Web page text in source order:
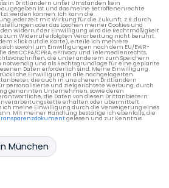
in Drittländern unter Umständen kein
gegeben ist und das meine Betroffenenrechte
werden können. Ich kann die
jederzeit mit Wirkung für die Zukunft, z.B. durch
oder das Löschen meiner Cookies und
Widerruf der Einwilligung wird die Rechtmäßigkeit
zum Widerruf erfolgten Verarbeitung nicht berührt.
Klick auf die Karte), erteile ich mehrere
sowohl um Einwilligungen nach dem EU/EWR-
des CCPA/CPRA, ePrivacy und Telemedienrechts,
die unter anderem zum Speichern
und als Rechtsgrundlage für eine geplante
Daten erforderlich sind. Meine Einwilligung
Einwilligung in alle nachgelagerten
die auch in unsicheren Drittländern
personalisierte und zielgerichtete Werbung, durch
genannten Unternehmen, sowie deren
die Daten von diesen Drittanbietern
erhalten oder übermittelt
ich meine Einwilligung durch die Verweigerung eines
Mit meiner Handlung bestätige ich ebenfalls, die
gelesen und zur Kenntnis
München